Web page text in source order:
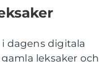
dagens digitala
leksaker och